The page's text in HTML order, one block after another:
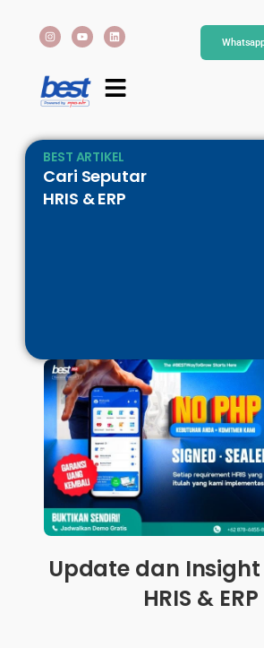
BEST ARTIKEL
Cari Seputar
HRIS & ERP
Update dan
HRIS & ERP